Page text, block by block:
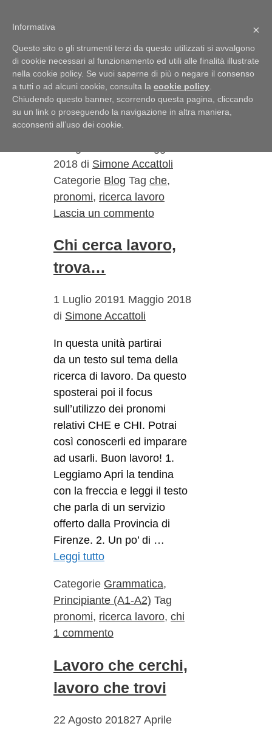
Menu
pronomi
Pronome relativo
2018 di Simone Accattoli
Categorie Blog Tag che,
pronomi, ricerca lavoro
Lascia un commento
Chi cerca lavoro,
trova…
1 Luglio 20191 Maggio 2018
di Simone Accattoli
In questa unità partirai
da un testo sul tema della
ricerca di lavoro. Da questo
sposterai poi il focus
sull’utilizzo dei pronomi
relativi CHE e CHI. Potrai
così conoscerli ed imparare
ad usarli. Buon lavoro! 1.
Leggiamo Apri la tendina
con la freccia e leggi il testo
che parla di un servizio
offerto dalla Provincia di
Firenze. 2. Un po’ di …
Leggi tutto
Categorie Grammatica,
Principiante (A1-A2) Tag
pronomi, ricerca lavoro, chi
1 commento
Lavoro che cerchi,
lavoro che trovi
22 Agosto 201827 Aprile
×
Informativa
Questo sito o gli strumenti terzi da questo utilizzati si avvalgono
di cookie necessari al funzionamento ed utili alle finalità illustrate
nella cookie policy. Se vuoi saperne di più o negare il consenso
a tutti o ad alcuni cookie, consulta la cookie policy
Chiudendo questo banner, scorrendo questa pagina, cliccando
su un link o proseguendo la navigazione in altra maniera,
acconsenti all’uso dei cookie.